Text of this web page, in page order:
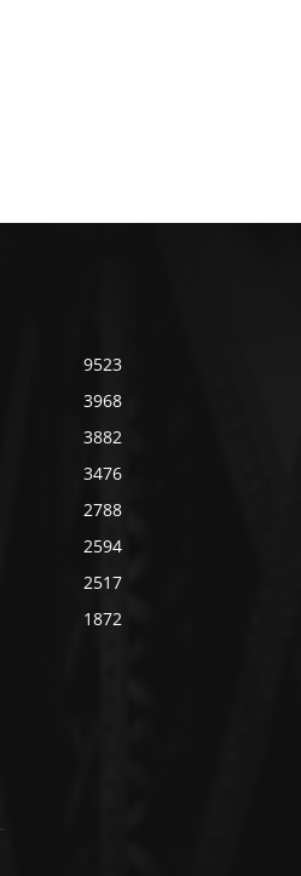
9523
3968
3882
3476
2788
2594
2517
1872